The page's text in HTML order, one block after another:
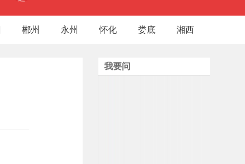
郴州 永州 怀化 娄底 湘西
我要问